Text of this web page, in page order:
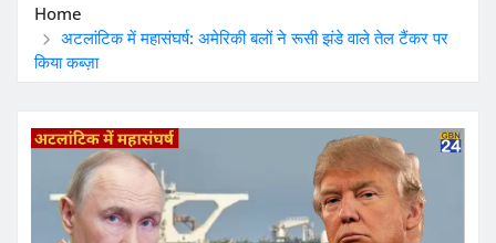
Home
अटलांटिक में महासंघर्ष: अमेरिकी बलों ने रूसी झंडे वाले तेल टैंकर पर
किया कब्ज़ा